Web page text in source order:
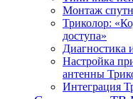
Монтаж
Триколор:
доступа»
Диагностика
Настройка
антенны
Интеграция